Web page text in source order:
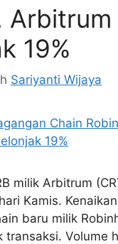
Arbitrum
19%
Sariyanti Wijaya
milik Arbitrum
Kamis.
baru milik
transaksi. Volume